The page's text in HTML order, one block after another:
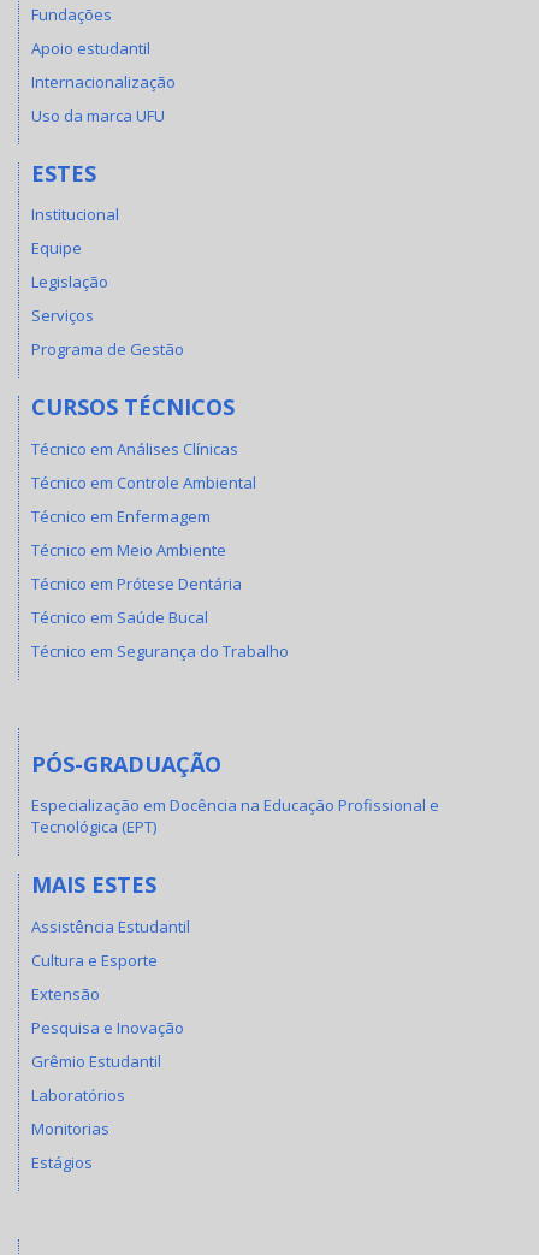
Fundações
Apoio estudantil
Internacionalização
Uso da marca UFU
ESTES
Institucional
Equipe
Legislação
Serviços
Programa de Gestão
CURSOS TÉCNICOS
Técnico em Análises Clínicas
Técnico em Controle Ambiental
Técnico em Enfermagem
Técnico em Meio Ambiente
Técnico em Prótese Dentária
Técnico em Saúde Bucal
Técnico em Segurança do Trabalho
PÓS-GRADUAÇÃO
Especialização em Docência na Educação Profissional e
Tecnológica (EPT)
MAIS ESTES
Assistência Estudantil
Cultura e Esporte
Extensão
Pesquisa e Inovação
Grêmio Estudantil
Laboratórios
Monitorias
Estágios